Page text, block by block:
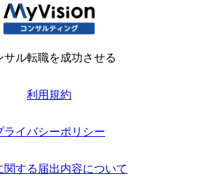
サル転職を成功させる
利用規約
ライバシーポリシー
関する届出内容について